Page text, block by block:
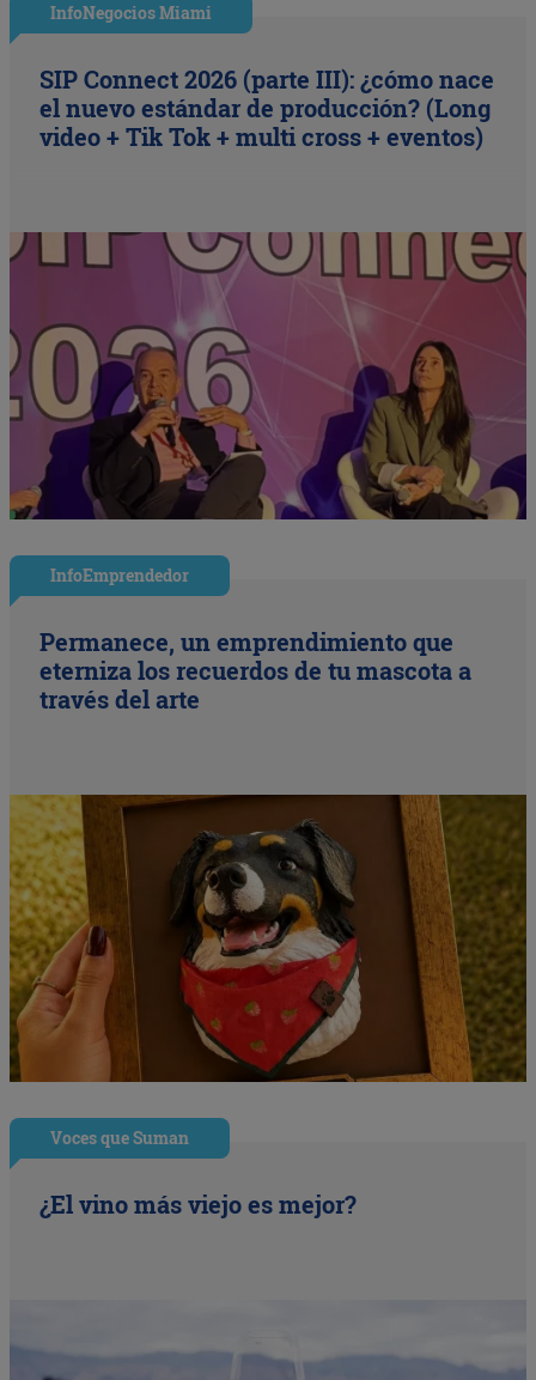
InfoNegocios Miami
SIP Connect 2026 (parte III): ¿cómo nace
el nuevo estándar de producción? (Long
video + Tik Tok + multi cross + eventos)
InfoEmprendedor
Permanece, un emprendimiento que
eterniza los recuerdos de tu mascota a
través del arte
Voces que Suman
¿El vino más viejo es mejor?